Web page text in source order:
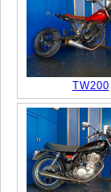
TW200